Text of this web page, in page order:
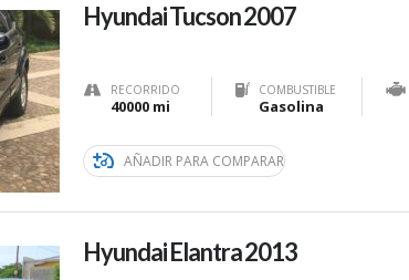
Hyundai Tucson 2007
RECORRIDO
40000 mi
COMBUSTIBLE
Gasolina
AÑADIR PARA COMPARAR
Hyundai Elantra 2013